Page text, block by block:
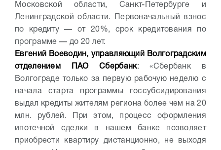
Московской области, Санкт-Петербурге и
Ленинградской области. Первоначальный взнос
по кредиту — от 20%, срок кредитования по
программе — до 20 лет.
Евгений Воеводин, управляющий Волгоградским
отделением ПАО Сбербанк: «Сбербанк в
Волгограде только за первую рабочую неделю с
начала старта программы госсубсидирования
выдал кредиты жителям региона более чем на 20
млн. рублей. При этом, процесс оформления
ипотечной сделки в нашем банке позволяет
приобрести квартиру дистанционно, не выходя